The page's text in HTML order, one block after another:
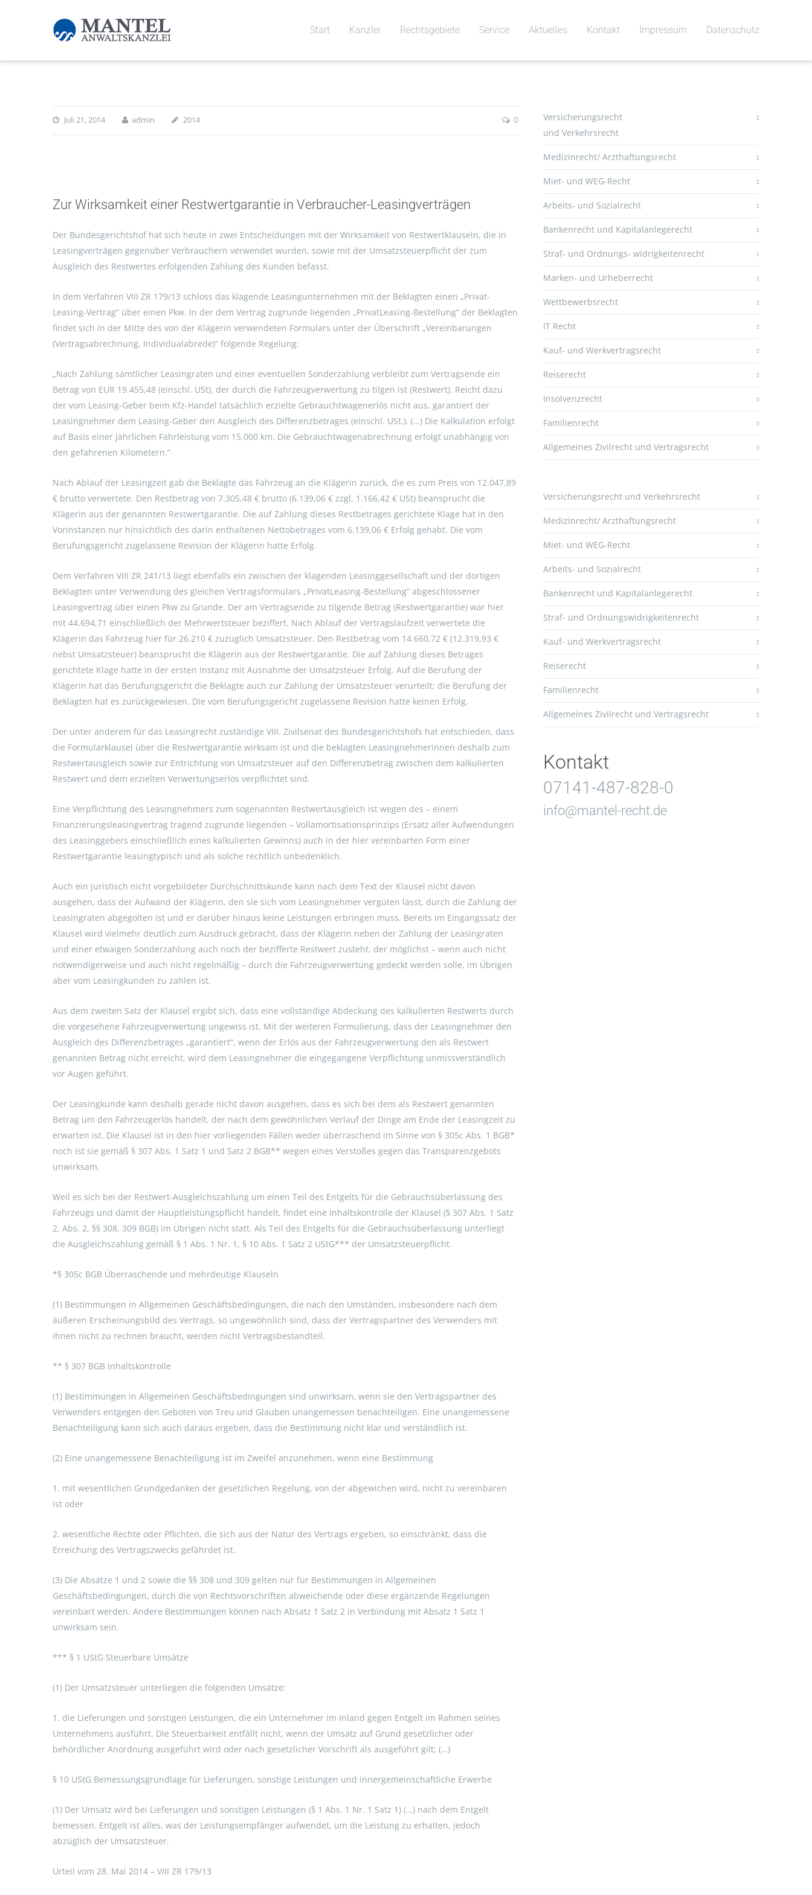
Start Kanzlei Rechtsgebiete Service Aktuelles Kontakt Impressum Datenschutz
Juli 21, 2014 admin 2014 0
Zur Wirksamkeit einer Restwertgarantie in Verbraucher-Leasingverträgen
Der Bundesgerichtshof hat sich heute in zwei Entscheidungen mit der Wirksamkeit von Restwertklauseln, die in
Leasingverträgen gegenüber Verbrauchern verwendet wurden, sowie mit der Umsatzsteuerpflicht der zum
Ausgleich des Restwertes erfolgenden Zahlung des Kunden befasst.
In dem Verfahren VIII ZR 179/13 schloss das klagende Leasingunternehmen mit der Beklagten einen „Privat-
Leasing-Vertrag“ über einen Pkw. In der dem Vertrag zugrunde liegenden „PrivatLeasing-Bestellung“ der Beklagten
findet sich in der Mitte des von der Klägerin verwendeten Formulars unter der Überschrift „Vereinbarungen
(Vertragsabrechnung, Individualabrede)“ folgende Regelung:
„Nach Zahlung sämtlicher Leasingraten und einer eventuellen Sonderzahlung verbleibt zum Vertragsende ein
Betrag von EUR 19.455,48 (einschl. USt), der durch die Fahrzeugverwertung zu tilgen ist (Restwert). Reicht dazu
der vom Leasing-Geber beim Kfz-Handel tatsächlich erzielte Gebrauchtwagenerlös nicht aus, garantiert der
Leasingnehmer dem Leasing-Geber den Ausgleich des Differenzbetrages (einschl. USt.). (…) Die Kalkulation erfolgt
auf Basis einer jährlichen Fahrleistung vom 15.000 km. Die Gebrauchtwagenabrechnung erfolgt unabhängig von
den gefahrenen Kilometern.“
Nach Ablauf der Leasingzeit gab die Beklagte das Fahrzeug an die Klägerin zurück, die es zum Preis von 12.047,89
€ brutto verwertete. Den Restbetrag von 7.305,48 € brutto (6.139,06 € zzgl. 1.166,42 € USt) beansprucht die
Klägerin aus der genannten Restwertgarantie. Die auf Zahlung dieses Restbetrages gerichtete Klage hat in den
Vorinstanzen nur hinsichtlich des darin enthaltenen Nettobetrages vom 6.139,06 € Erfolg gehabt. Die vom
Berufungsgericht zugelassene Revision der Klägerin hatte Erfolg.
Dem Verfahren VIII ZR 241/13 liegt ebenfalls ein zwischen der klagenden Leasinggesellschaft und der dortigen
Beklagten unter Verwendung des gleichen Vertragsformulars „PrivatLeasing-Bestellung“ abgeschlossener
Leasingvertrag über einen Pkw zu Grunde. Der am Vertragsende zu tilgende Betrag (Restwertgarantie) war hier
mit 44.694,71 einschließlich der Mehrwertsteuer beziffert. Nach Ablauf der Vertragslaufzeit verwertete die
Klägerin das Fahrzeug hier für 26.210 € zuzüglich Umsatzsteuer. Den Restbetrag vom 14.660,72 € (12.319,93 €
nebst Umsatzsteuer) beansprucht die Klägerin aus der Restwertgarantie. Die auf Zahlung dieses Betrages
gerichtete Klage hatte in der ersten Instanz mit Ausnahme der Umsatzsteuer Erfolg. Auf die Berufung der
Klägerin hat das Berufungsgericht die Beklagte auch zur Zahlung der Umsatzsteuer verurteilt; die Berufung der
Beklagten hat es zurückgewiesen. Die vom Berufungsgericht zugelassene Revision hatte keinen Erfolg.
Der unter anderem für das Leasingrecht zuständige VIII. Zivilsenat des Bundesgerichtshofs hat entschieden, dass
die Formularklausel über die Restwertgarantie wirksam ist und die beklagten Leasingnehmerinnen deshalb zum
Restwertausgleich sowie zur Entrichtung von Umsatzsteuer auf den Differenzbetrag zwischen dem kalkulierten
Restwert und dem erzielten Verwertungserlös verpflichtet sind.
Eine Verpflichtung des Leasingnehmers zum sogenannten Restwertausgleich ist wegen des – einem
Finanzierungsleasingvertrag tragend zugrunde liegenden – Vollamortisationsprinzips (Ersatz aller Aufwendungen
des Leasinggebers einschließlich eines kalkulierten Gewinns) auch in der hier vereinbarten Form einer
Restwertgarantie leasingtypisch und als solche rechtlich unbedenklich.
Auch ein juristisch nicht vorgebildeter Durchschnittskunde kann nach dem Text der Klausel nicht davon
ausgehen, dass der Aufwand der Klägerin, den sie sich vom Leasingnehmer vergüten lässt, durch die Zahlung der
Leasingraten abgegolten ist und er darüber hinaus keine Leistungen erbringen muss. Bereits im Eingangssatz der
Klausel wird vielmehr deutlich zum Ausdruck gebracht, dass der Klägerin neben der Zahlung der Leasingraten
und einer etwaigen Sonderzahlung auch noch der bezifferte Restwert zusteht, der möglichst – wenn auch nicht
notwendigerweise und auch nicht regelmäßig – durch die Fahrzeugverwertung gedeckt werden solle, im Übrigen
aber vom Leasingkunden zu zahlen ist.
Aus dem zweiten Satz der Klausel ergibt sich, dass eine vollständige Abdeckung des kalkulierten Restwerts durch
die vorgesehene Fahrzeugverwertung ungewiss ist. Mit der weiteren Formulierung, dass der Leasingnehmer den
Ausgleich des Differenzbetrages „garantiert“, wenn der Erlös aus der Fahrzeugverwertung den als Restwert
genannten Betrag nicht erreicht, wird dem Leasingnehmer die eingegangene Verpflichtung unmissverständlich
vor Augen geführt.
Der Leasingkunde kann deshalb gerade nicht davon ausgehen, dass es sich bei dem als Restwert genannten
Betrag um den Fahrzeugerlös handelt, der nach dem gewöhnlichen Verlauf der Dinge am Ende der Leasingzeit zu
erwarten ist. Die Klausel ist in den hier vorliegenden Fällen weder überraschend im Sinne von § 305c Abs. 1 BGB*
noch ist sie gemäß § 307 Abs. 1 Satz 1 und Satz 2 BGB** wegen eines Verstoßes gegen das Transparenzgebots
unwirksam.
Weil es sich bei der Restwert-Ausgleichszahlung um einen Teil des Entgelts für die Gebrauchsüberlassung des
Fahrzeugs und damit der Hauptleistungspflicht handelt, findet eine Inhaltskontrolle der Klausel (§ 307 Abs. 1 Satz
2, Abs. 2, §§ 308, 309 BGB) im Übrigen nicht statt. Als Teil des Entgelts für die Gebrauchsüberlassung unterliegt
die Ausgleichszahlung gemäß § 1 Abs. 1 Nr. 1, § 10 Abs. 1 Satz 2 UStG*** der Umsatzsteuerpflicht.
*§ 305c BGB Überraschende und mehrdeutige Klauseln
(1) Bestimmungen in Allgemeinen Geschäftsbedingungen, die nach den Umständen, insbesondere nach dem
äußeren Erscheinungsbild des Vertrags, so ungewöhnlich sind, dass der Vertragspartner des Verwenders mit
ihnen nicht zu rechnen braucht, werden nicht Vertragsbestandteil.
** § 307 BGB Inhaltskontrolle
(1) Bestimmungen in Allgemeinen Geschäftsbedingungen sind unwirksam, wenn sie den Vertragspartner des
Verwenders entgegen den Geboten von Treu und Glauben unangemessen benachteiligen. Eine unangemessene
Benachteiligung kann sich auch daraus ergeben, dass die Bestimmung nicht klar und verständlich ist.
(2) Eine unangemessene Benachteiligung ist im Zweifel anzunehmen, wenn eine Bestimmung
1. mit wesentlichen Grundgedanken der gesetzlichen Regelung, von der abgewichen wird, nicht zu vereinbaren
ist oder
2. wesentliche Rechte oder Pflichten, die sich aus der Natur des Vertrags ergeben, so einschränkt, dass die
Erreichung des Vertragszwecks gefährdet ist.
(3) Die Absätze 1 und 2 sowie die §§ 308 und 309 gelten nur für Bestimmungen in Allgemeinen
Geschäftsbedingungen, durch die von Rechtsvorschriften abweichende oder diese ergänzende Regelungen
vereinbart werden. Andere Bestimmungen können nach Absatz 1 Satz 2 in Verbindung mit Absatz 1 Satz 1
unwirksam sein.
*** § 1 UStG Steuerbare Umsätze
(1) Der Umsatzsteuer unterliegen die folgenden Umsätze:
1. die Lieferungen und sonstigen Leistungen, die ein Unternehmer im Inland gegen Entgelt im Rahmen seines
Unternehmens ausführt. Die Steuerbarkeit entfällt nicht, wenn der Umsatz auf Grund gesetzlicher oder
behördlicher Anordnung ausgeführt wird oder nach gesetzlicher Vorschrift als ausgeführt gilt; (…)
§ 10 UStG Bemessungsgrundlage für Lieferungen, sonstige Leistungen und innergemeinschaftliche Erwerbe
(1) Der Umsatz wird bei Lieferungen und sonstigen Leistungen (§ 1 Abs. 1 Nr. 1 Satz 1) (…) nach dem Entgelt
bemessen. Entgelt ist alles, was der Leistungsempfänger aufwendet, um die Leistung zu erhalten, jedoch
abzüglich der Umsatzsteuer.
Urteil vom 28. Mai 2014 – VIII ZR 179/13
Versicherungsrecht
und Verkehrsrecht
Medizinrecht/ Arzthaftungsrecht
Miet- und WEG-Recht
Arbeits- und Sozialrecht
Bankenrecht und Kapitalanlegerecht
Straf- und Ordnungs- widrigkeitenrecht
Marken- und Urheberrecht
Wettbewerbsrecht
IT Recht
Kauf- und Werkvertragsrecht
Reiserecht
Insolvenzrecht
Familienrecht
Allgemeines Zivilrecht und Vertragsrecht
Versicherungsrecht und Verkehrsrecht
Medizinrecht/ Arzthaftungsrecht
Miet- und WEG-Recht
Arbeits- und Sozialrecht
Bankenrecht und Kapitalanlegerecht
Straf- und Ordnungswidrigkeitenrecht
Kauf- und Werkvertragsrecht
Reiserecht
Familienrecht
Allgemeines Zivilrecht und Vertragsrecht
Kontakt
07141-487-828-0
info@mantel-recht.de